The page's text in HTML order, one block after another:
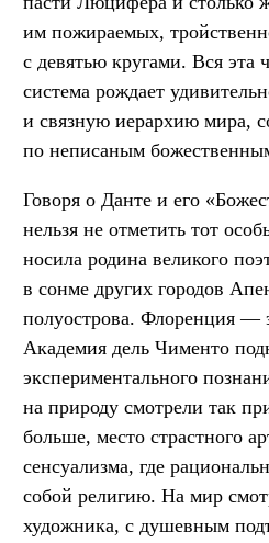
им пожираемых,
с девятью кругами. Вся эта
система рождает
и связную иерархию мира,
по неписаным
Говоря о Данте и его
нельзя не отметить тот
носила родина великого
в сонме других городов
полуострова. Флоренция —
Академия дель Чименто
экспериментального
на природу смотрели так
больше, место страстного
сенсуализма, где
собой религию. На мир
художника, с душевным